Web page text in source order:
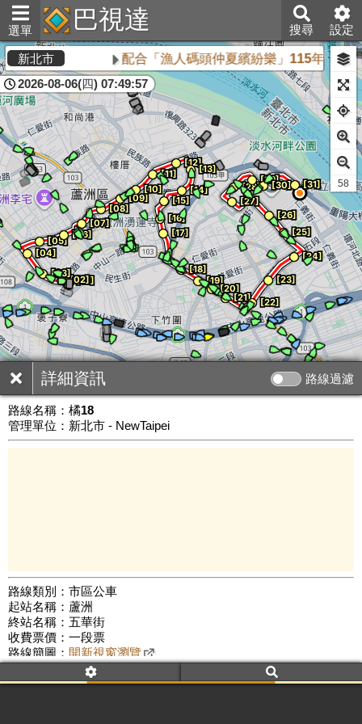
選單 巴視達 搜尋 設定
詳細資訊 路線過濾
路線名稱： 橘18
管理單位：新北市 - NewTaipei
路線類別：市區公車
起站名稱：蘆洲
終站名稱：五華街
收費票價：一段票
路線簡圖： 開新視窗瀏覽
附屬名稱：橘18
新北市 配合「漁人碼頭仲夏繽紛樂」115年8月16
2026-08-06(四) 07:49:57
公車數量: 累計8158、上線7258
58